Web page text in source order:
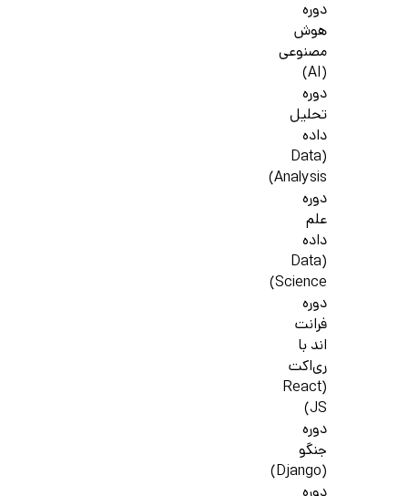
دوره
هوش
مصنوعی
(AI)
دوره
تحلیل
داده
(Data
Analysis)
دوره
علم
داده
(Data
Science)
دوره
فرانت
اند با
ری‌اکت
(React
JS)
دوره
جنگو
(Django)